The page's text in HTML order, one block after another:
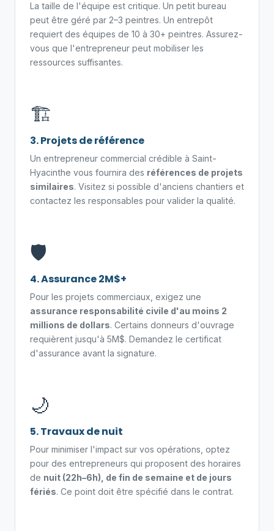
La taille de l'équipe est critique. Un petit bureau
peut être géré par 2–3 peintres. Un entrepôt
requiert des équipes de 10 à 30+ peintres. Assurez-
vous que l'entrepreneur peut mobiliser les
ressources suffisantes.
🏗️
3. Projets de référence
Un entrepreneur commercial crédible à Saint-
Hyacinthe vous fournira des références de projets
similaires. Visitez si possible d'anciens chantiers et
contactez les responsables pour valider la qualité.
🛡️
4. Assurance 2M$+
Pour les projets commerciaux, exigez une
assurance responsabilité civile d'au moins 2
millions de dollars. Certains donneurs d'ouvrage
requièrent jusqu'à 5M$. Demandez le certificat
d'assurance avant la signature.
🌙
5. Travaux de nuit
Pour minimiser l'impact sur vos opérations, optez
pour des entrepreneurs qui proposent des horaires
de nuit (22h–6h), de fin de semaine et de jours
fériés. Ce point doit être spécifié dans le contrat.